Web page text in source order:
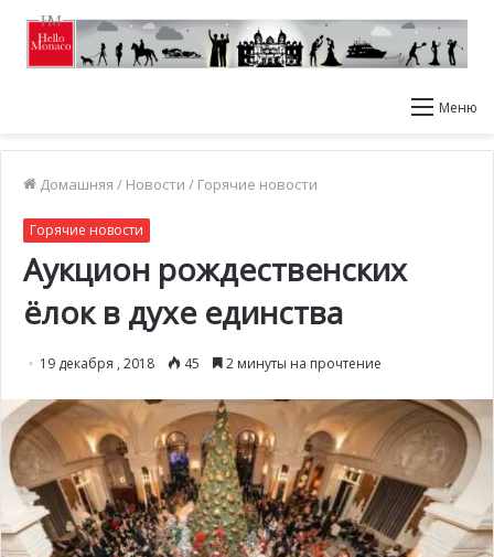
Меню
Домашняя / Новости / Горячие новости
Горячие новости
Аукцион рождественских
ёлок в духе единства
19 декабря , 2018 45 2 минуты на прочтение